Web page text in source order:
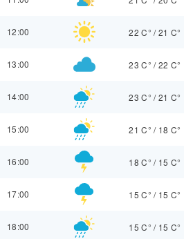
12:00 22 C° /21 C°
13:00 23 C° /22 C°
14:00 23 C° /21 C°
15:00 21 C° / 18 C°
16:00 18 C° / 15 C°
17:00 15 C° / 15 C°
18:00 15 C° / 15 C°